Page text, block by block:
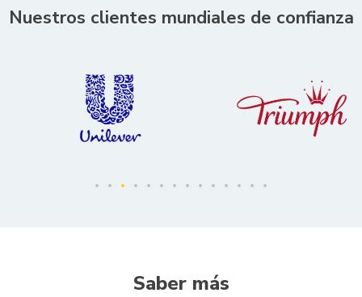
Nuestros clientes mundiales de confianza
Saber más